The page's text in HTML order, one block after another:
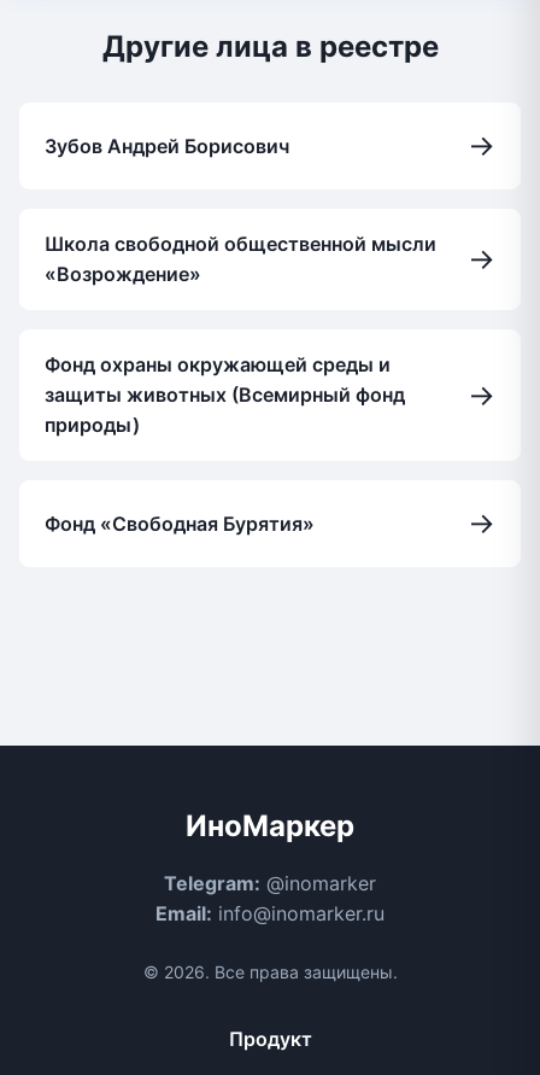
Другие лица в реестре
Зубов Андрей Борисович →
Школа свободной общественной мысли
«Возрождение»
→
Фонд охраны окружающей среды и
защиты животных (Всемирный фонд
природы)
→
Фонд «Свободная Бурятия» →
ИноМаркер
Telegram: @inomarker
Email: info@inomarker.ru
© 2026. Все права защищены.
Продукт